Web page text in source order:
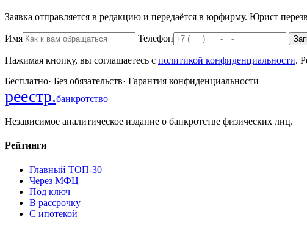
Заявка отправляется в редакцию и передаётся в юрфирму. Юрист
Имя Телефон
Нажимая кнопку, вы соглашаетесь с политикой конфиденциальности.
Бесплатно· Без обязательств· Гарантия конфиденциальности
реестр.банкротство
Независимое аналитическое издание о банкротстве физических лиц.
Рейтинги
Главный ТОП-30
Через МФЦ
Под ключ
В рассрочку
С ипотекой